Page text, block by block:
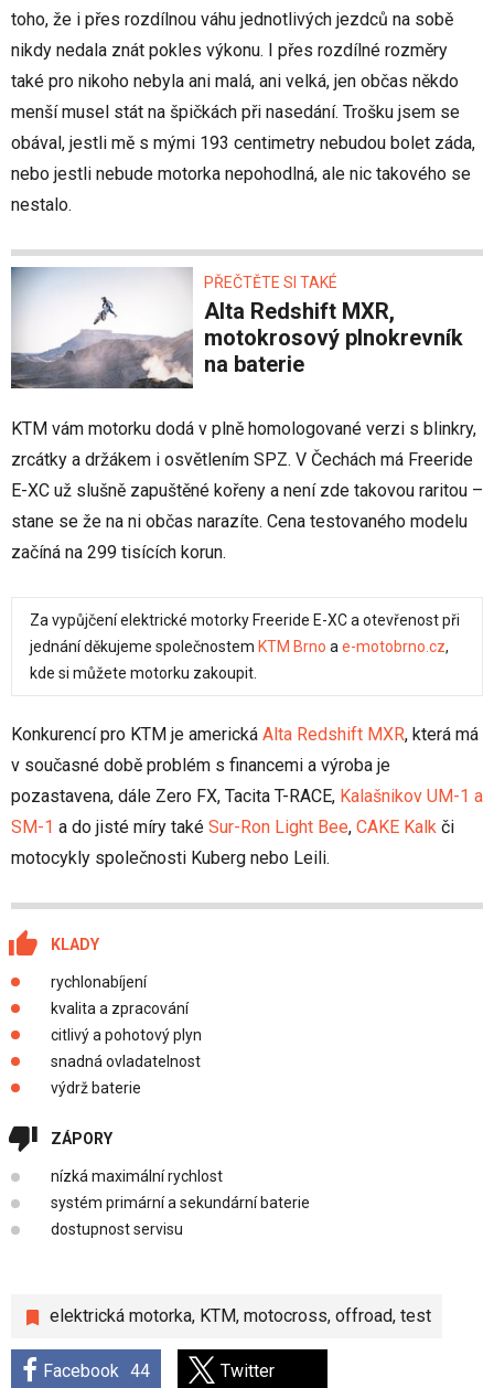
toho, že i přes rozdílnou váhu jednotlivých jezdců na sobě
nikdy nedala znát pokles výkonu. I přes rozdílné rozměry
také pro nikoho nebyla ani malá, ani velká, jen občas někdo
menší musel stát na špičkách při nasedání. Trošku jsem se
obával, jestli mě s mými 193 centimetry nebudou bolet záda,
nebo jestli nebude motorka nepohodlná, ale nic takového se
nestalo.
PŘEČTĚTE SI TAKÉ
Alta Redshift MXR,
motokrosový plnokrevník
na baterie
KTM vám motorku dodá v plně homologované verzi s blinkry,
zrcátky a držákem i osvětlením SPZ. V Čechách má Freeride
E-XC už slušně zapuštěné kořeny a není zde takovou raritou –
stane se že na ni občas narazíte. Cena testovaného modelu
začíná na 299 tisících korun.
Za vypůjčení elektrické motorky Freeride E-XC a otevřenost při
jednání děkujeme společnostem KTM Brno a e-motobrno.cz,
kde si můžete motorku zakoupit.
Konkurencí pro KTM je americká Alta Redshift MXR, která má
v současné době problém s financemi a výroba je
pozastavena, dále Zero FX, Tacita T-RACE, Kalašnikov UM-1 a
SM-1 a do jisté míry také Sur-Ron Light Bee, CAKE Kalk či
motocykly společnosti Kuberg nebo Leili.
KLADY
rychlonabíjení
kvalita a zpracování
citlivý a pohotový plyn
snadná ovladatelnost
výdrž baterie
ZÁPORY
nízká maximální rychlost
systém primární a sekundární baterie
dostupnost servisu
elektrická motorka, KTM, motocross, offroad, test
Facebook 44 Twitter